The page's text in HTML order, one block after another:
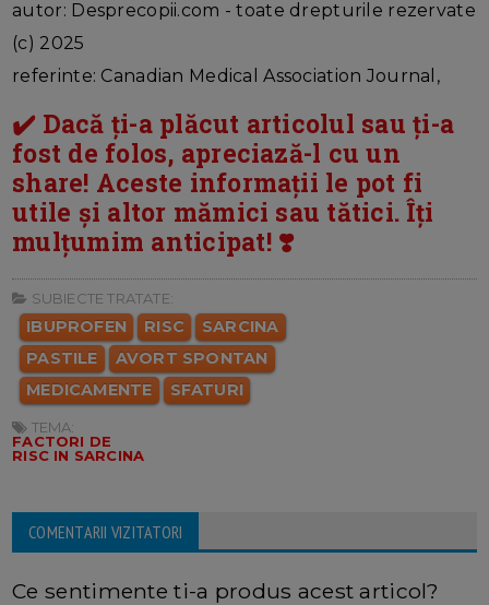
autor: Desprecopii.com - toate drepturile rezervate
(c) 2025
referinte: Canadian Medical Association Journal,
✔️ Dacă ți-a plăcut articolul sau ți-a
fost de folos, apreciază-l cu un
share! Aceste informații le pot fi
utile și altor mămici sau tătici. Îți
mulțumim anticipat! ❣️
SUBIECTE TRATATE:
IBUPROFEN RISC
SARCINA
PASTILE
AVORT SPONTAN
MEDICAMENTE
SFATURI
TEMA:
FACTORI DE
RISC IN SARCINA
COMENTARII VIZITATORI
Ce sentimente ti-a produs acest articol?